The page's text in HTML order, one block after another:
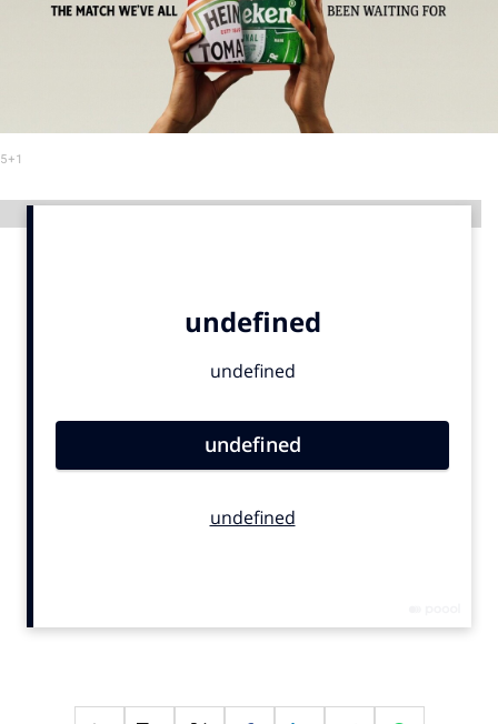
9 sept: GenAI-training
12 nov: MarketingLive!
Events
Vacatures
Campagnes
Design
5+1